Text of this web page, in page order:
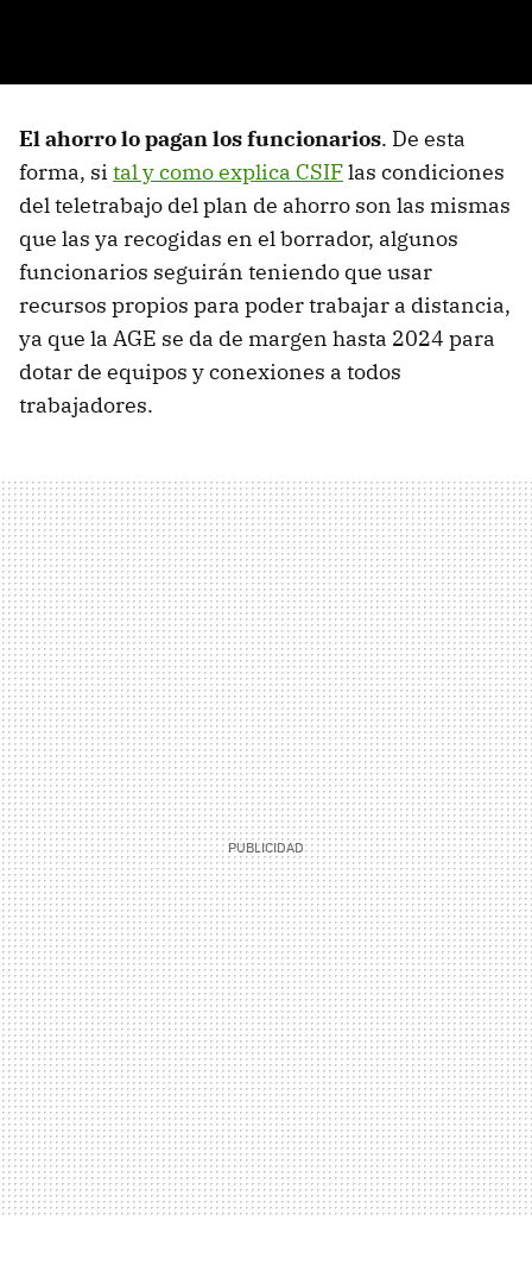
El ahorro lo pagan los funcionarios. De esta
forma, si tal y como explica CSIFlas condiciones
del teletrabajo del plan de ahorro son las mismas
que las ya recogidas en el borrador, algunos
funcionarios seguirán teniendo que usar
recursos propios para poder trabajar a distancia,
ya que la AGE se da de margen hasta 2024 para
dotar de equipos y conexiones a todos
trabajadores.